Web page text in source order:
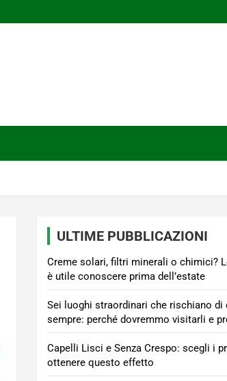
ULTIME PUBBLICAZIONI
Creme solari, filtri minerali o chimici?
è utile conoscere prima dell’estate
Sei luoghi straordinari che rischiano di
sempre: perché dovremmo visitarli e
Capelli Lisci e Senza Crespo: scegli i
ottenere questo effetto